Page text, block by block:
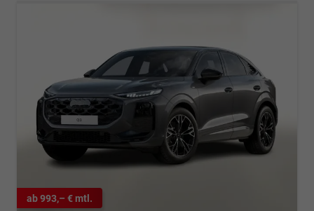
ab 993,– € mtl.